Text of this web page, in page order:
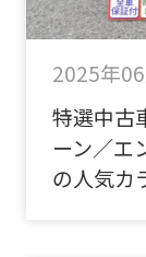
2025年
特選中古
ーン／エ
の人気カ